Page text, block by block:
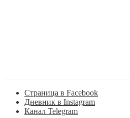
Страница в Facebook
Дневник в Instagram
Канал Telegram